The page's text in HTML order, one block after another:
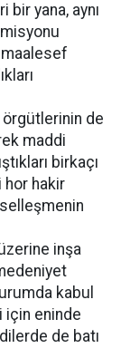
bir yana, aynı
misyonu
maalesef
örgütlerinin de
maddi
birkaçı
hakir
inşa
kabul
için eninde
de batı